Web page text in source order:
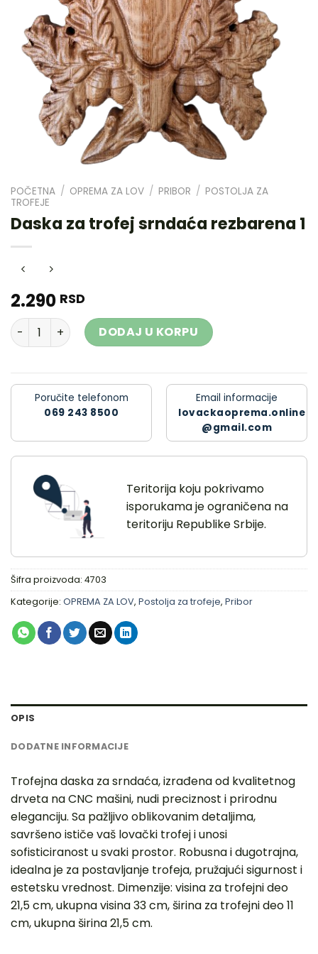
POČETNA / OPREMA ZA LOV / PRIBOR / POSTOLJA ZA
TROFEJE
Daska za trofej srndaća rezbarena 1
2.290 RSD
Daska za trofej srndaća rezbarena 1 količina
DODAJ U KORPU
Poručite telefonom
069 243 8500
Email informacije
lovackaoprema.online
@gmail.com
Teritorija koju pokrivamo
isporukama je ograničena na
teritoriju Republike Srbije.
Šifra proizvoda: 4703
Kategorije: OPREMA ZA LOV, Postolja za trofeje, Pribor
OPIS
DODATNE INFORMACIJE
Trofejna daska za srndaća, izrađena od kvalitetnog
drveta na CNC mašini, nudi preciznost i prirodnu
eleganciju. Sa pažljivo oblikovanim detaljima,
savršeno ističe vaš lovački trofej i unosi
sofisticiranost u svaki prostor. Robusna i dugotrajna,
idealna je za postavljanje trofeja, pružajući sigurnost i
estetsku vrednost. Dimenzije: visina za trofejni deo
21,5 cm, ukupna visina 33 cm, širina za trofejni deo 11
cm, ukupna širina 21,5 cm.